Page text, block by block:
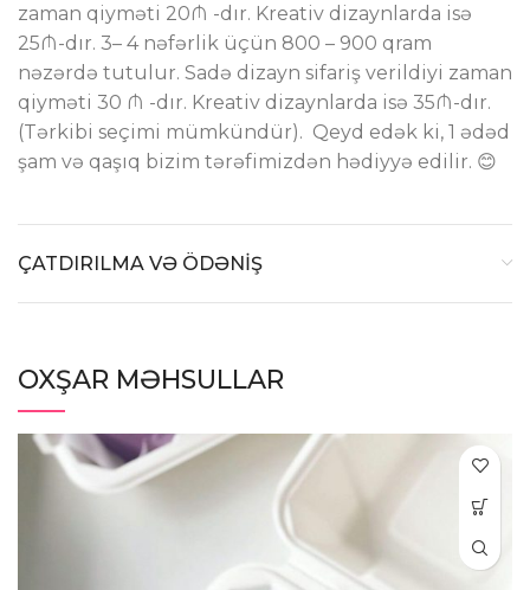
zaman qiyməti 20₼ -dır. Kreativ dizaynlarda isə
25₼-dır. 3– 4 nəfərlik üçün 800 – 900 qram
nəzərdə tutulur. Sadə dizayn sifariş verildiyi zaman
qiyməti 30 ₼ -dır. Kreativ dizaynlarda isə 35₼-dır.
(Tərkibi seçimi mümkündür). Qeyd edək ki, 1 ədəd
şam və qaşıq bizim tərəfimizdən hədiyyə edilir. 😊
ÇATDIRILMA VƏ ÖDƏNİŞ
OXŞAR MƏHSULLAR